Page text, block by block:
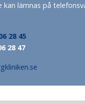
kan lämnas på
28 45
28 47